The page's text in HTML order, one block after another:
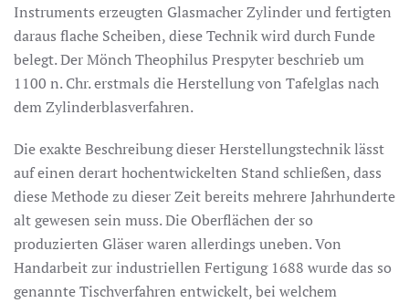
Instruments erzeugten Glasmacher Zylinder und fertigten
daraus flache Scheiben, diese Technik wird durch Funde
belegt. Der Mönch Theophilus Prespyter beschrieb um
1100 n. Chr. erstmals die Herstellung von Tafelglas nach
dem Zylinderblasverfahren.
Die exakte Beschreibung dieser Herstellungstechnik lässt
auf einen derart hochentwickelten Stand schließen, dass
diese Methode zu dieser Zeit bereits mehrere Jahrhunderte
alt gewesen sein muss. Die Oberflächen der so
produzierten Gläser waren allerdings uneben. Von
Handarbeit zur industriellen Fertigung 1688 wurde das so
genannte Tischverfahren entwickelt, bei welchem